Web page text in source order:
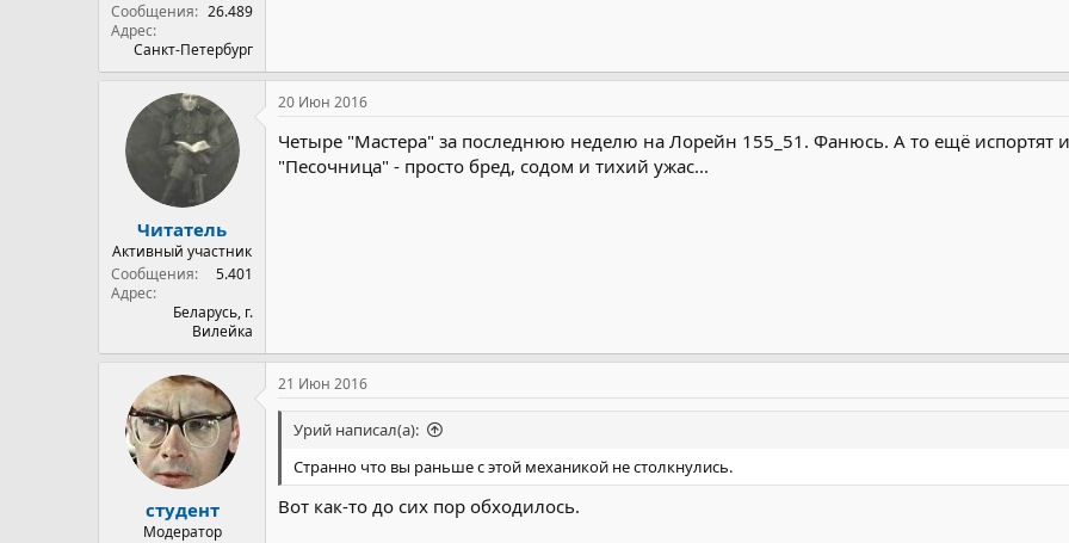
Сообщения
26.489
Адрес
Санкт-Петербург
Читатель
Активный участник
Сообщения
5.401
Адрес
Беларусь, г.
Вилейка
20 Июн 2016
Четыре "Мастера" за последнюю неделю на Лорейн 155_51. Фанюсь. А то ещё испортят
"Песочница" - просто бред, содом и тихий ужас...
студент
Модератор
21 Июн 2016
Урий написал(а):
Странно что вы раньше с этой механикой не столкнулись.
Вот как-то до сих пор обходилось.